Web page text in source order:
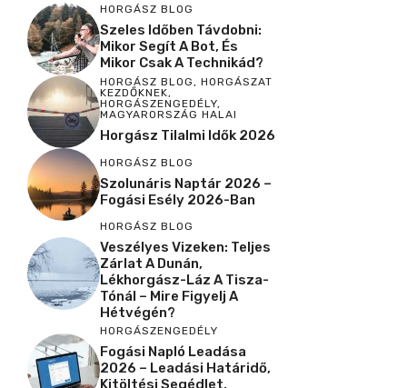
o
HORGÁSZ BLOG
Szeles Időben Távdobni:
Mikor Segít A Bot, És
Mikor Csak A Technikád?
HORGÁSZ BLOG, HORGÁSZAT
KEZDŐKNEK,
HORGÁSZENGEDÉLY,
MAGYARORSZÁG HALAI
Horgász Tilalmi Idők 2026
HORGÁSZ BLOG
Szolunáris Naptár 2026 –
Fogási Esély 2026-Ban
HORGÁSZ BLOG
Veszélyes Vizeken: Teljes
Zárlat A Dunán,
Lékhorgász-Láz A Tisza-
Tónál – Mire Figyelj A
Hétvégén?
HORGÁSZENGEDÉLY
Fogási Napló Leadása
2026 – Leadási Határidő,
Kitöltési Segédlet,